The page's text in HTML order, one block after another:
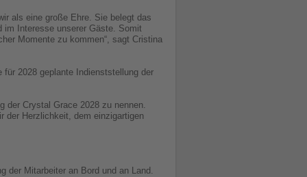
als eine große Ehre. Sie belegt das
im Interesse unserer Gäste. Somit
Momente zu kommen“, sagt Cristina
2028 geplante Indienststellung der
der Crystal Grace 2028 zu nennen.
der Herzlichkeit, dem einzigartigen
der Mitarbeiter an Bord und an Land.